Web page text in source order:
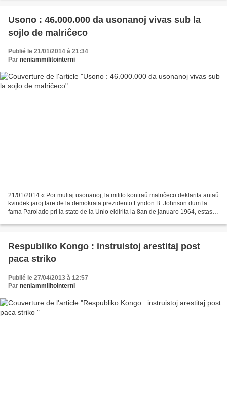
Usono : 46.000.000 da usonanoj vivas sub la
sojlo de malriĉeco
Publié le 21/01/2014 à 21:34
Par neniammilitointerni
21/01/2014 « Por multaj usonanoj, la milito kontraŭ malriĉeco deklarita antaŭ
kvindek jaroj fare de la demokrata prezidento Lyndon B. Johnson dum la
fama Parolado pri la stato de la Unio eldirita la 8an de januaro 1964, estas
Respubliko Kongo : instruistoj arestitaj post
paca striko
Publié le 27/04/2013 à 12:57
Par neniammilitointerni